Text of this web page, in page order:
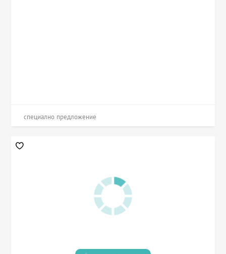
специално предложение